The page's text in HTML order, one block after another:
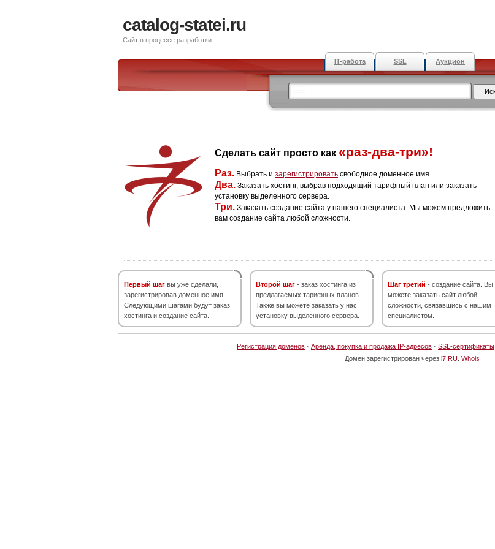
catalog-statei.ru
Сайт в процессе разработки
IT-работа SSL Аукцион
Сделать сайт просто как «раз-два-три»!
Раз. Выбрать и зарегистрировать свободное доменное имя.
Два. Заказать хостинг, выбрав подходящий тарифный план или заказать
установку выделенного сервера.
Три. Заказать создание сайта у нашего специалиста. Мы можем предложить
вам создание сайта любой сложности.
Первый шаг вы уже сделали,
зарегистрировав доменное имя.
Следующими шагами будут заказ
хостинга и создание сайта.
Второй шаг - заказ хостинга из
предлагаемых тарифных планов.
Также вы можете заказать у нас
установку выделенного сервера.
Шаг третий - создание сайта. Вы
можете заказать сайт любой
сложности, связавшись с нашим
специалистом.
Регистрация доменов · Аренда, покупка и продажа IP-адресов · SSL-сертификаты
Домен зарегистрирован через i7.RU Whois